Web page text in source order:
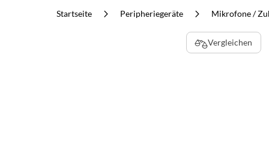
Startseite Peripheriegeräte Mikrofone /
Vergleichen